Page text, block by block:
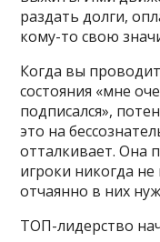
раздать долги,
кому-то свою
Когда вы
состояния «мне
подписался»,
это на
отталкивает. Она
игроки никогда
отчаянно в них
ТОП-лидерство